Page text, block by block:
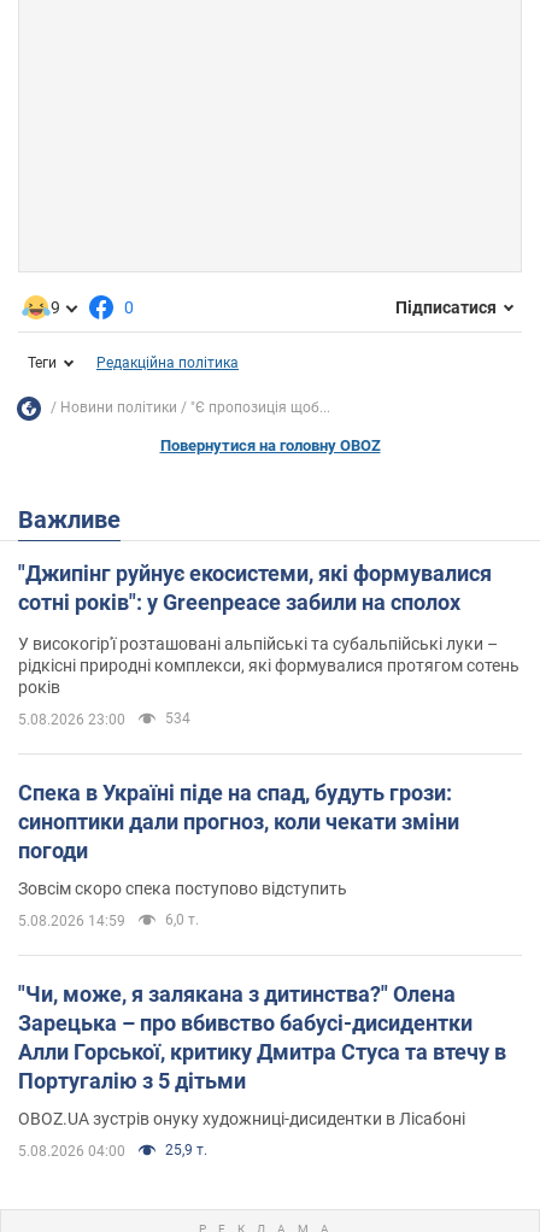
9 0 Підписатися
Теги Редакційна політика
Новини політики "Є пропозиція щоб...
Повернутися на головну OBOZ
Важливе
"Джипінг руйнує екосистеми, які формувалися
сотні років": у Greenpeace забили на сполох
У високогір'ї розташовані альпійські та субальпійські луки –
рідкісні природні комплекси, які формувалися протягом сотень
років
5.08.2026 23:00 534
Спека в Україні піде на спад, будуть грози:
синоптики дали прогноз, коли чекати зміни
погоди
Зовсім скоро спека поступово відступить
5.08.2026 14:59 6,0 т.
"Чи, може, я залякана з дитинства?" Олена
Зарецька – про вбивство бабусі-дисидентки
Алли Горської, критику Дмитра Стуса та втечу в
Португалію з 5 дітьми
OBOZ.UA зустрів онуку художниці-дисидентки в Лісабоні
5.08.2026 04:00 25,9 т.